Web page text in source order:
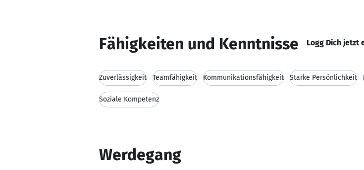
Fähigkeiten und Kenntnisse Logg Dich jetzt
Zuverlässigkeit Teamfähigkeit Kommunikationsfähigkeit Starke Persönlichkeit
Soziale Kompetenz
Werdegang